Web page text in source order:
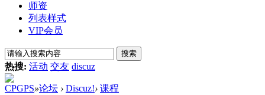
师资
列表样式
VIP会员
搜索
热搜: 活动 交友 discuz
CPGPS»论坛 › Discuz!› 课程